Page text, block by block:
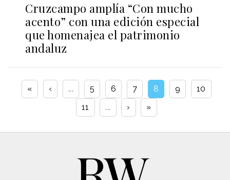
Cruzcampo amplía “Con mucho
acento” con una edición especial
que homenajea el patrimonio
andaluz
« ‹ ... 5 6 7 8 9
10
11
... › »